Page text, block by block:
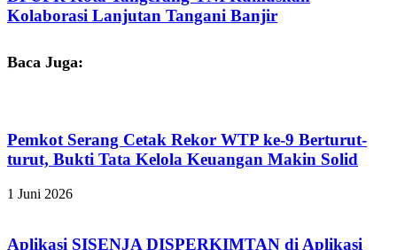
Kolaborasi Lanjutan Tangani Banjir
Baca Juga:
Pemkot Serang Cetak Rekor WTP ke-9 Berturut-
turut, Bukti Tata Kelola Keuangan Makin Solid
1 Juni 2026
Aplikasi SISENJA DISPERKIMTAN di Aplikasi